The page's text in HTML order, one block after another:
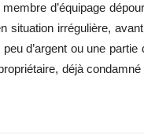
d’équipage
situation irrégulière,
d’argent ou une
déjà